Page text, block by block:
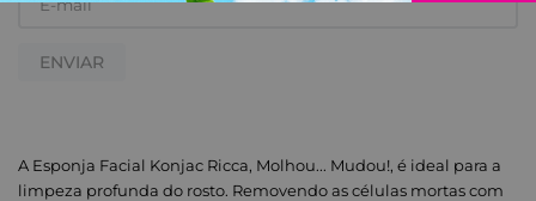
ENVIAR
A Esponja Facial Konjac Ricca, Molhou... Mudou!, é ideal para a
limpeza profunda do rosto. Removendo as células mortas com